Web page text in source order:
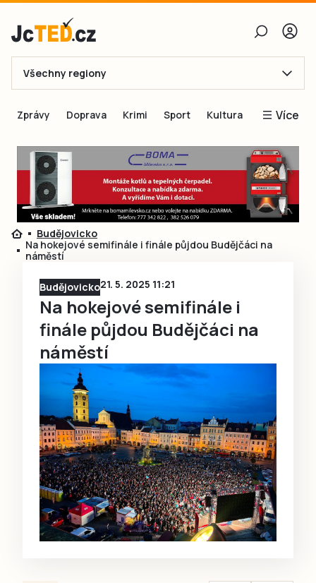
E-mail
Obnovit heslo
Přihlásit se
Přihlásit se přes Facebook
Všechny regiony
Zprávy Doprava Krimi Sport Kultura Více
Blogy
Inspirace
Čtenáři píší
Speciální přílohy
Budějovicko
Na hokejové semifinále i finále půjdou Budějčáci na
náměstí
Budějovicko21. 5. 2025 11:21
Na hokejové semifinále i
finále půjdou Budějčáci na
náměstí